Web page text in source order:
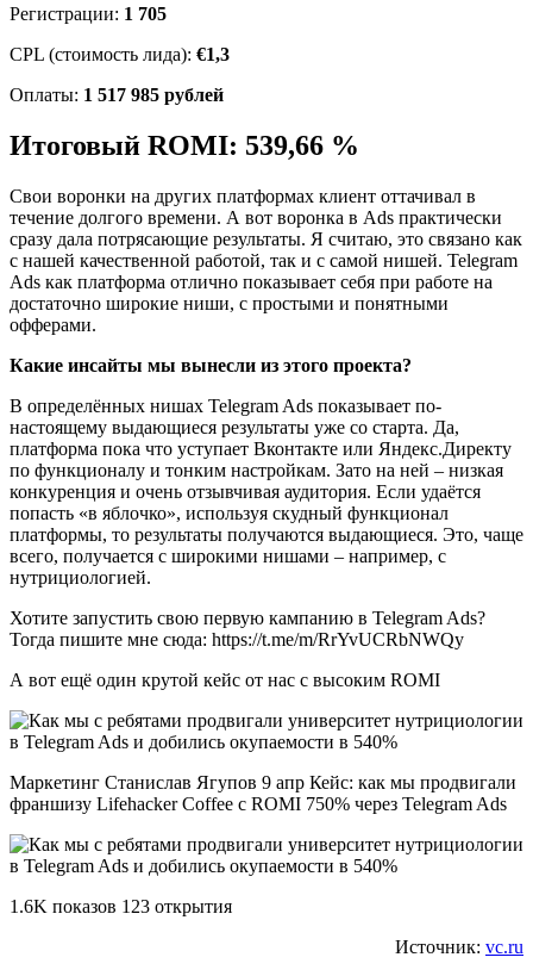
Регистрации: 1 705
CPL (стоимость лида): €1,3
Оплаты: 1 517 985 рублей
Итоговый ROMI: 539,66 %
Свои воронки на других платформах клиент оттачивал в
течение долгого времени. А вот воронка в Ads практически
сразу дала потрясающие результаты. Я считаю, это связано как
с нашей качественной работой, так и с самой нишей. Telegram
Ads как платформа отлично показывает себя при работе на
достаточно широкие ниши, с простыми и понятными
офферами.
Какие инсайты мы вынесли из этого проекта?
В определённых нишах Telegram Ads показывает по-
настоящему выдающиеся результаты уже со старта. Да,
платформа пока что уступает Вконтакте или Яндекс.Директу
по функционалу и тонким настройкам. Зато на ней – низкая
конкуренция и очень отзывчивая аудитория. Если удаётся
попасть «в яблочко», используя скудный функционал
платформы, то результаты получаются выдающиеся. Это, чаще
всего, получается с широкими нишами – например, с
нутрициологией.
Хотите запустить свою первую кампанию в Telegram Ads?
Тогда пишите мне сюда: https://t.me/m/RrYvUCRbNWQy
А вот ещё один крутой кейс от нас с высоким ROMI
Маркетинг Станислав Ягупов 9 апр Кейс: как мы продвигали
франшизу Lifehacker Coffee с ROMI 750% через Telegram Ads
1.6K показов 123 открытия
Источник: vc.ru